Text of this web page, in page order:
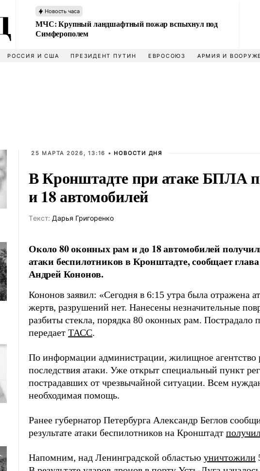
Новость часа
МЧС: Крупный ландшафтный пожар вспыхнул под
Симферополем
РОССИЯ И США ПРЕЗИДЕНТ ПУТИН ЕВРОСОЮЗ АРМИЯ И
25 МАРТА 2026, 13:16 • НОВОСТИ ДНЯ
В Кронштадте при атаке БПЛА
и 18 автомобилей
Tекст: Дарья Григоренко
Около 80 оконных рам и до 18 автомобилей
атаки беспилотников в Кронштадте, сообщает
Андрей Кононов.
Кононов заявил: «Сегодня в 6:15 утра была отражена
жертв, разрушений нет. Нанесены незначительные
разбиты стекла, порядка 80 оконных рам. Пострадало
передает ТАСС.
По информации администрации, жилищное агентство
последствия атаки. Уже открыт специальный пункт
пострадавших от чрезвычайной ситуации. Всем
необходимая помощь.
Ранее губернатор Петербурга Александр Беглов
результате атаки беспилотников на Кронштадт
Напомним, над Ленинградской областью уничтожили